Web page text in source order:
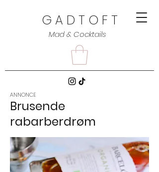
G A D T O F T
Mad & Cocktails
ANNONCE
Brusende
rabarberdrøm